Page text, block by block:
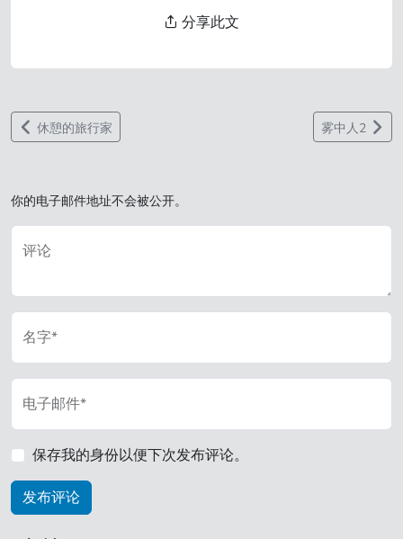
分享此文
休憩的旅行家 雾中人2
你的电子邮件地址不会被公开。
评论
名字*
电子邮件*
保存我的身份以便下次发布评论。